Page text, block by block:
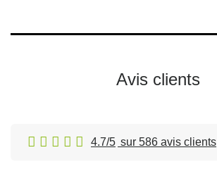
Avis clients
4.7/5 sur 586 avis clients